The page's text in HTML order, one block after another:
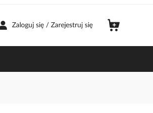
Zaloguj się / Zarejestruj się